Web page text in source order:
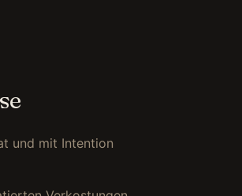
und mit Intention